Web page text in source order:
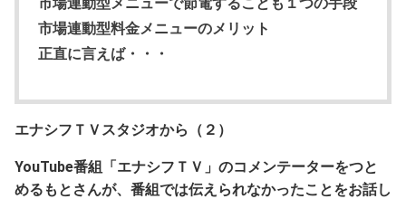
市場連動型メニューで節電することも１つの手段
市場連動型料金メニューのメリット
正直に言えば・・・
エナシフＴＶスタジオから（２）
YouTube番組「エナシフＴＶ」のコメンテーターをつと
めるもとさんが、番組では伝えられなかったことをお話し